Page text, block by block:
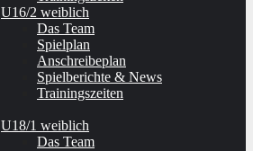
U16/2 weiblich
Das Team
Spielplan
Anschreibeplan
Spielberichte & News
Trainingszeiten
U18/1 weiblich
Das Team